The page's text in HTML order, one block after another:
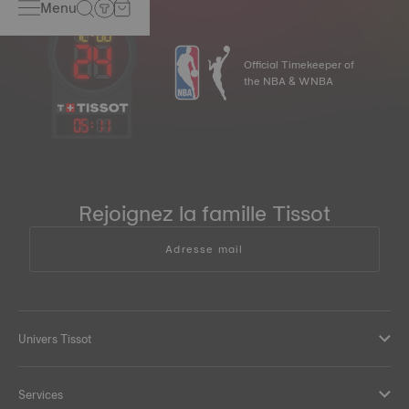
Menu
05: 11
Official Timekeeper of
the NBA & WNBA
Rejoignez la famille Tissot
Adresse mail
Univers Tissot
Services